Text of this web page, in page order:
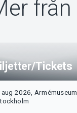
Tickets
2026, Armémuseum,